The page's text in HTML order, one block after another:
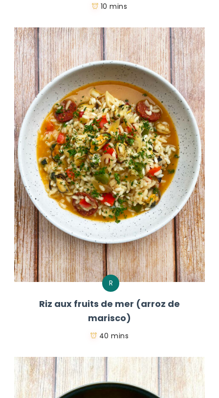
10 mins
R
Riz aux fruits de mer (arroz de
marisco)
40 mins